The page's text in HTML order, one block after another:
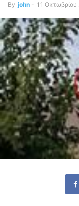
By john - 11 Οκτωβρίου